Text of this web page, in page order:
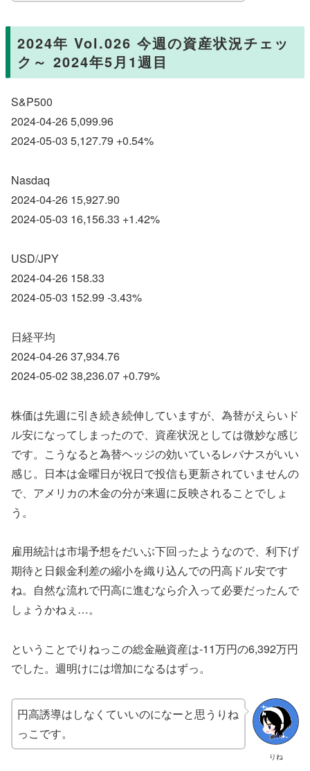
2024年 Vol.026 今週の資産状況チェッ
ク～ 2024年5月1週目
S&P500
2024-04-26 5,099.96
2024-05-03 5,127.79 +0.54%
Nasdaq
2024-04-26 15,927.90
2024-05-03 16,156.33 +1.42%
USD/JPY
2024-04-26 158.33
2024-05-03 152.99 -3.43%
日経平均
2024-04-26 37,934.76
2024-05-02 38,236.07 +0.79%
株価は先週に引き続き続伸していますが、為替がえらいド
ル安になってしまったので、資産状況としては微妙な感じ
です。こうなると為替ヘッジの効いているレバナスがいい
感じ。日本は金曜日が祝日で投信も更新されていませんの
で、アメリカの木金の分が来週に反映されることでしょ
う。
雇用統計は市場予想をだいぶ下回ったようなので、利下げ
期待と日銀金利差の縮小を織り込んでの円高ドル安です
ね。自然な流れで円高に進むなら介入って必要だったんで
しょうかねぇ…。
ということでりねっこの総金融資産は-11万円の6,392万円
でした。週明けには増加になるはずっ。
りね
円高誘導はしなくていいのになーと思うりね
っこです。